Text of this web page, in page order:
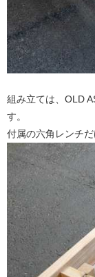
組み立ては、OLD
す。
付属の六角レンチ